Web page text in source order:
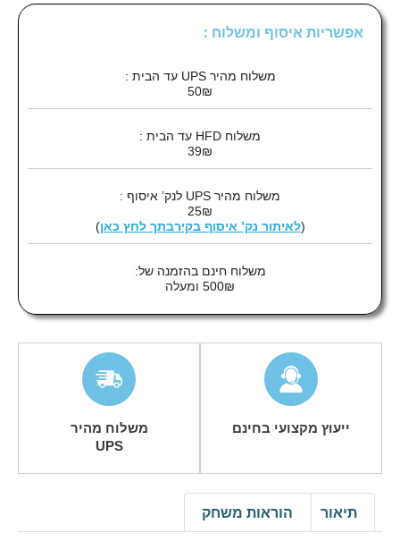
אפשריות איסוף ומשלוח :
משלוח מהיר UPS עד הבית :
50₪
משלוח HFD עד הבית :
39₪
משלוח מהיר UPS לנק’ איסוף :
25₪
(לאיתור נק’ איסוף בקירבתך לחץ כאן)
משלוח חינם בהזמנה של:
500₪ ומעלה
ייעוץ מקצועי בחינם
משלוח מהיר
UPS
תיאור הוראות משחק